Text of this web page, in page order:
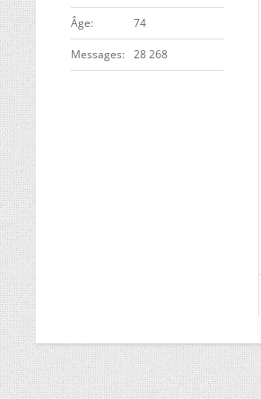
ge 74
Messages 28 268